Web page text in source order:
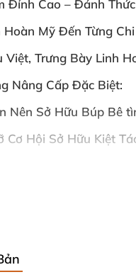
Đỉnh Cao – Đánh
Hoàn Mỹ Đến Từng Chi
Việt, Trưng Bày Linh
Nâng Cấp Đặc Biệt:
Nên Sở Hữu Búp Bê
Cơ Hội Sở Hữu Kiệt
bê tình dục Full cổ
búp bê tình dục
Quyến Rũ Mọi